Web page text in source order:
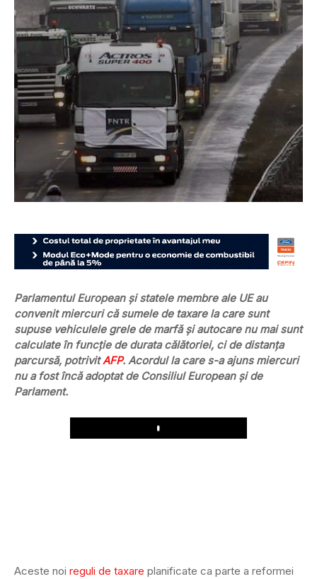
Parlamentul European și statele membre ale UE au
convenit miercuri că sumele de taxare la care sunt
supuse vehiculele grele de marfă și autocare nu mai sunt
calculate în funcție de durata călătoriei, ci de distanța
parcursă, potrivitAFP. Acordul la care s-a ajuns miercuri
nu a fost încă adoptat de Consiliul European și de
Parlament.
Play
Aceste noi reguli de taxare planificate ca parte a reformei